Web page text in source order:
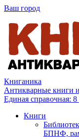
Ваш город
Книганика
Антикварные книги
Единая справочная: 8
Книги
БПНФ,